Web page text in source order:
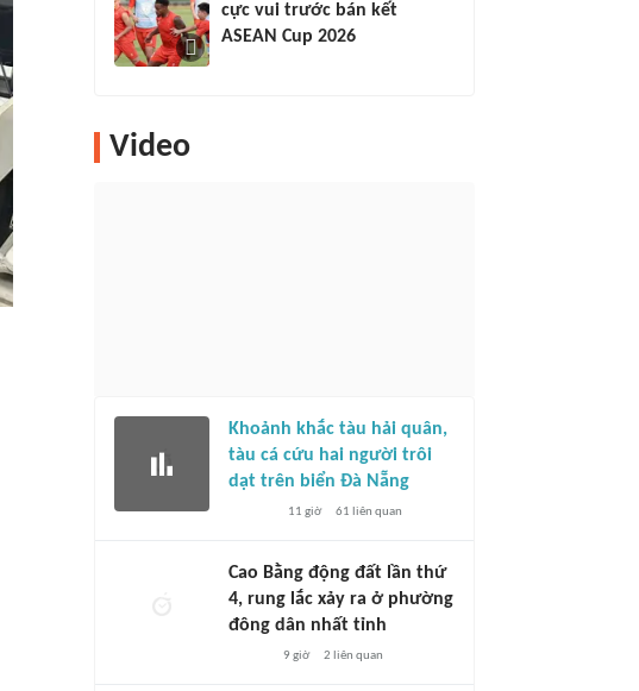
cực vui trước bán kết
ASEAN Cup 2026
Video
Khoảnh khắc tàu hải quân,
tàu cá cứu hai người trôi
dạt trên biển Đà Nẵng
11 giờ 61 liên quan
Cao Bằng động đất lần thứ
4, rung lắc xảy ra ở phường
đông dân nhất tỉnh
9 giờ 2 liên quan